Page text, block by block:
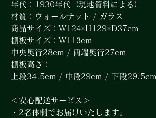
年代：1930年代（現地資料による）
材質：ウォールナット / ガラス
商品サイズ：W124×H129×D37cm
棚板サイズ：W113cm
中央奥行28cm / 両端奥行27cm
棚板高さ：
上段34.5cm / 中段29cm / 下段29.5cm
＜安心配送サービス＞
・2名体制でお届けいたします。